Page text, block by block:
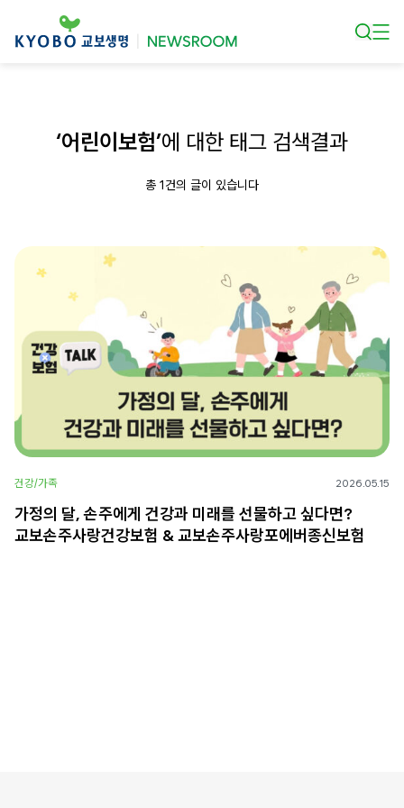
‘어린이보험’에 대한 태그 검색결과
총 1건의 글이 있습니다
건강/가족 2026.05.15
가정의 달, 손주에게 건강과 미래를 선물하고 싶다면?
교보손주사랑건강보험 & 교보손주사랑포에버종신보험